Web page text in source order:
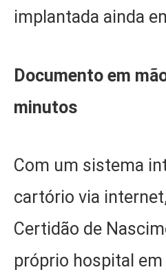
implantada ainda
Documento em
minutos
Com um sistema
cartório via
Certidão de
próprio hospital